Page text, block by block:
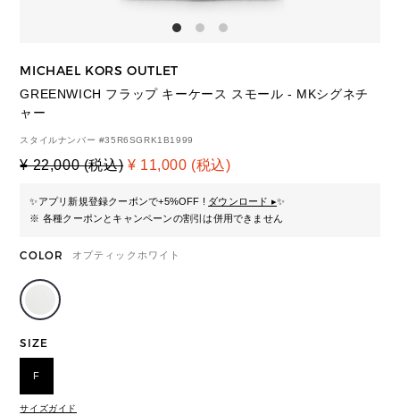
MICHAEL KORS OUTLET
GREENWICH フラップ キーケース スモール - MKシグネチ
ャー
スタイルナンバー #35R6SGRK1B1999
¥ 22,000 (税込) ¥ 11,000 (税込)
✨アプリ新規登録クーポンで+5%OFF ! ダウンロード ▸✨
※ 各種クーポンとキャンペーンの割引は併用できません
COLOR オプティックホワイト
SIZE
F
サイズガイド